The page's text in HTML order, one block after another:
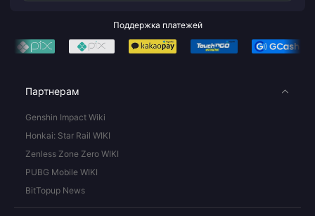
Поддержка платежей
Партнерам
Genshin Impact Wiki
Honkai: Star Rail WIKI
Zenless Zone Zero WIKI
PUBG Mobile WIKI
BitTopup News